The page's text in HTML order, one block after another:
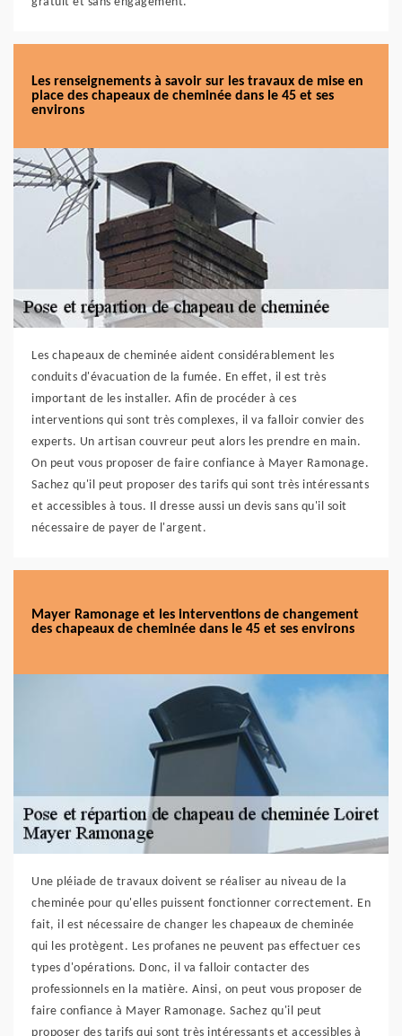
Les renseignements à savoir sur les travaux de mise en
place des chapeaux de cheminée dans le 45 et ses
environs
Les chapeaux de cheminée aident considérablement les
conduits d'évacuation de la fumée. En effet, il est très
important de les installer. Afin de procéder à ces
interventions qui sont très complexes, il va falloir convier des
experts. Un artisan couvreur peut alors les prendre en main.
On peut vous proposer de faire confiance à Mayer Ramonage.
Sachez qu'il peut proposer des tarifs qui sont très intéressants
et accessibles à tous. Il dresse aussi un devis sans qu'il soit
nécessaire de payer de l'argent.
Mayer Ramonage et les interventions de changement
des chapeaux de cheminée dans le 45 et ses environs
Une pléiade de travaux doivent se réaliser au niveau de la
cheminée pour qu'elles puissent fonctionner correctement. En
fait, il est nécessaire de changer les chapeaux de cheminée
qui les protègent. Les profanes ne peuvent pas effectuer ces
types d'opérations. Donc, il va falloir contacter des
professionnels en la matière. Ainsi, on peut vous proposer de
faire confiance à Mayer Ramonage. Sachez qu'il peut
proposer des tarifs qui sont très intéressants et accessibles à